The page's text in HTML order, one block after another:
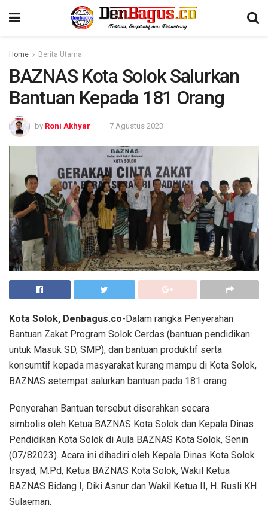
Home Berita Utama
BAZNAS Kota Solok Salurkan
Bantuan Kepada 181 Orang
by Roni Akhyar 7 Agustus 2023
Kota Solok, Denbagus.co-Dalam rangka Penyerahan
Bantuan Zakat Program Solok Cerdas (bantuan pendidikan
untuk Masuk SD, SMP), dan bantuan produktif serta
konsumtif kepada masyarakat kurang mampu di Kota Solok,
BAZNAS setempat salurkan bantuan pada 181 orang .
Penyerahan Bantuan tersebut diserahkan secara
simbolis oleh Ketua BAZNAS Kota Solok dan Kepala Dinas
Pendidikan Kota Solok di Aula BAZNAS Kota Solok, Senin
(07/82023). Acara ini dihadiri oleh Kepala Dinas Kota Solok
Irsyad, M.Pd, Ketua BAZNAS Kota Solok, Wakil Ketua
BAZNAS Bidang I, Diki Asnur dan Wakil Ketua II, H. Rusli KH
Sulaeman.